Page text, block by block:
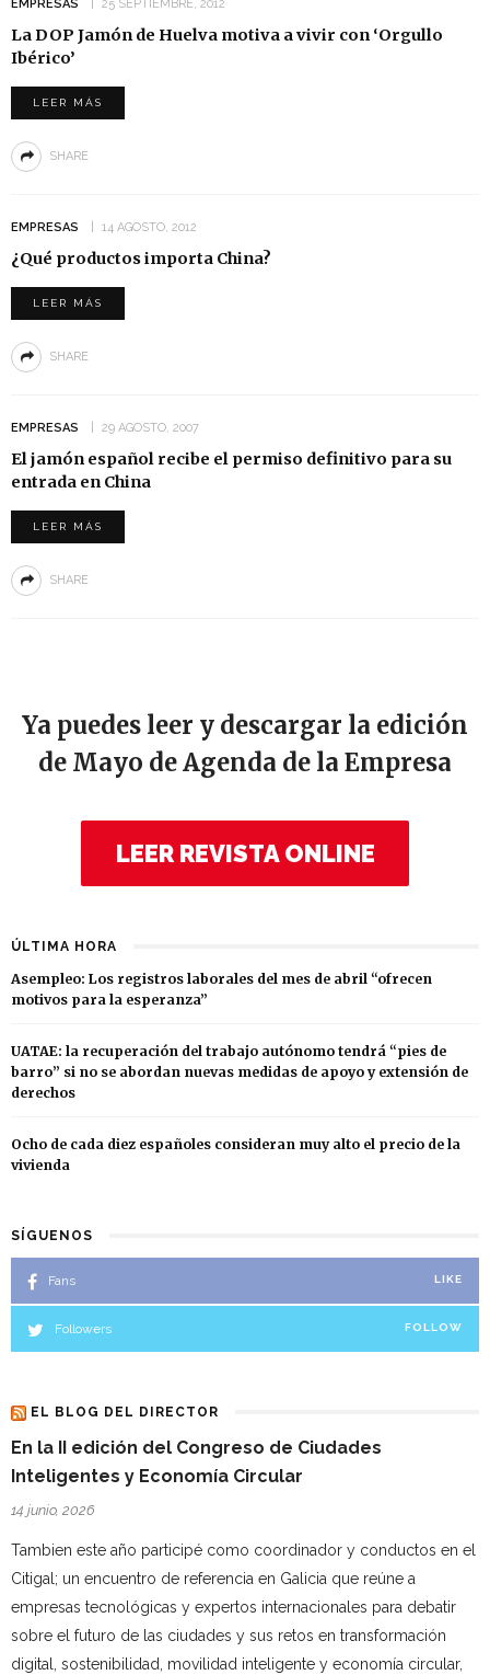
EMPRESAS 25 SEPTIEMBRE, 2012
La DOP Jamón de Huelva motiva a vivir con ‘Orgullo
Ibérico’
LEER MÁS
SHARE
EMPRESAS 14 AGOSTO, 2012
¿Qué productos importa China?
LEER MÁS
SHARE
EMPRESAS 29 AGOSTO, 2007
El jamón español recibe el permiso definitivo para su
entrada en China
LEER MÁS
SHARE
Ya puedes leer y descargar la edición
de Mayo de Agenda de la Empresa
LEER REVISTA ONLINE
ÚLTIMA HORA
Asempleo: Los registros laborales del mes de abril “ofrecen
motivos para la esperanza”
UATAE: la recuperación del trabajo autónomo tendrá “pies de
barro” si no se abordan nuevas medidas de apoyo y extensión de
derechos
Ocho de cada diez españoles consideran muy alto el precio de la
vivienda
SÍGUENOS
Fans LIKE
Followers FOLLOW
EL BLOG DEL DIRECTOR
En la II edición del Congreso de Ciudades
Inteligentes y Economía Circular
14 junio, 2026
Tambien este año participé como coordinador y conductos en el
Citigal; un encuentro de referencia en Galicia que reúne a
empresas tecnológicas y expertos internacionales para debatir
sobre el futuro de las ciudades y sus retos en transformación
digital, sostenibilidad, movilidad inteligente y economía circular,